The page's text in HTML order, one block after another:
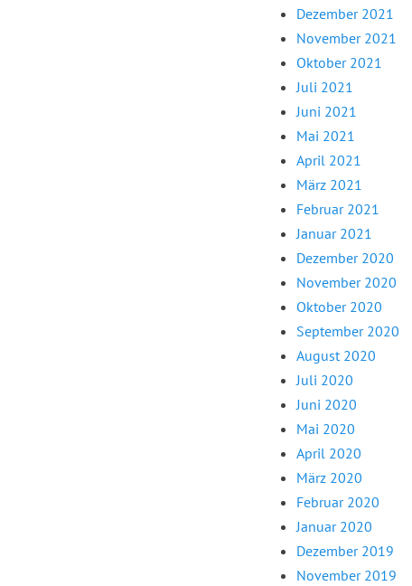
Dezember 2021
November 2021
Oktober 2021
Juli 2021
Juni 2021
Mai 2021
April 2021
März 2021
Februar 2021
Januar 2021
Dezember 2020
November 2020
Oktober 2020
September 2020
August 2020
Juli 2020
Juni 2020
Mai 2020
April 2020
März 2020
Februar 2020
Januar 2020
Dezember 2019
November 2019